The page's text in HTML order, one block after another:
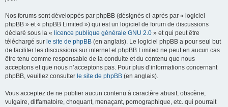
Nos forums sont développés par phpBB (désignés ci-après par « logiciel
phpBB » et « phpBB Limited ») qui est un logiciel de forum de discussions
déclaré sous la « licence publique générale GNU 2.0 » et qui peut être
téléchargé sur le site de phpBB (en anglais). Le logiciel phpBB a pour seul but
de faciliter les discussions sur internet et phpBB Limited ne peut en aucun cas
être tenu comme responsable de la conduite et du contenu que nous
acceptons et que nous n’acceptons pas. Pour plus d’informations concernant
phpBB, veuillez consulter le site de phpBB (en anglais).
Vous acceptez de ne publier aucun contenu à caractère abusif, obscène,
vulgaire, diffamatoire, choquant, menaçant, pornographique, etc. qui pourrait